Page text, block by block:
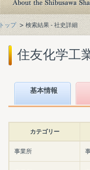
トップ 検索結果 - 社史詳細
住友化学工
基本情報
カテゴリー
事業所